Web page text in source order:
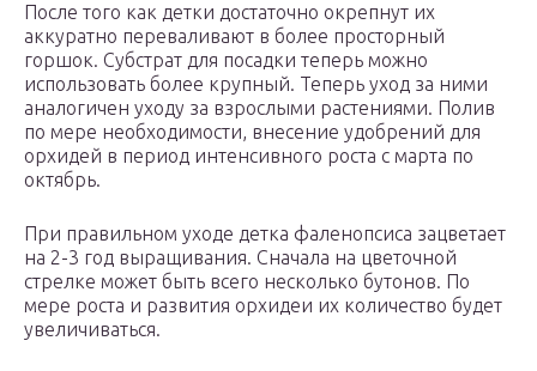
После того как детки достаточно окрепнут их
аккуратно переваливают в более просторный
горшок. Субстрат для посадки теперь можно
использовать более крупный. Теперь уход за ними
аналогичен уходу за взрослыми растениями. Полив
по мере необходимости, внесение удобрений для
орхидей в период интенсивного роста с марта по
октябрь.
При правильном уходе детка фаленопсиса зацветает
на 2-3 год выращивания. Сначала на цветочной
стрелке может быть всего несколько бутонов. По
мере роста и развития орхидеи их количество будет
увеличиваться.